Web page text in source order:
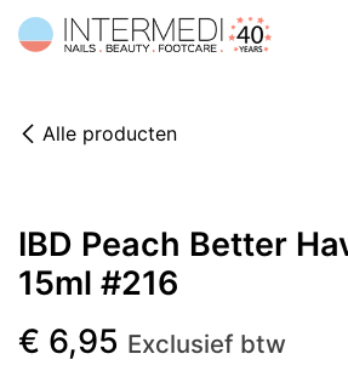
Overslaan naar inhoud
Alle producten
IBD Peach Better
15ml #216
€ 6,95 Exclusief btw